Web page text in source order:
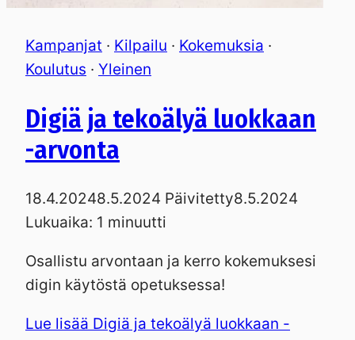
Kampanjat · Kilpailu · Kokemuksia ·
Koulutus · Yleinen
Digiä ja tekoälyä luokkaan
-arvonta
18.4.20248.5.2024 Päivitetty8.5.2024
Lukuaika: 1 minuutti
Osallistu arvontaan ja kerro kokemuksesi
digin käytöstä opetuksessa!
Lue lisää Digiä ja tekoälyä luokkaan -